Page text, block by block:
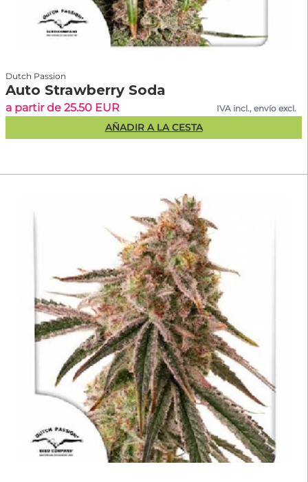
Dutch Passion
Auto Strawberry Soda
a partir de 25.50 EUR IVA incl., envío excl.
AÑADIR A LA CESTA